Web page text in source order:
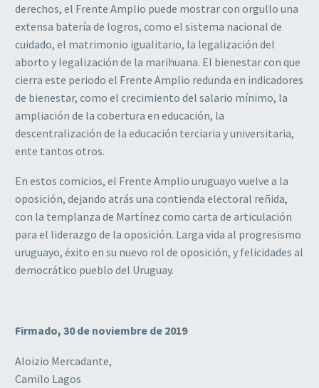
derechos, el Frente Amplio puede mostrar con orgullo una
extensa batería de logros, como el sistema nacional de
cuidado, el matrimonio igualitario, la legalización del
aborto y legalización de la marihuana. El bienestar con que
cierra este periodo el Frente Amplio redunda en indicadores
de bienestar, como el crecimiento del salario mínimo, la
ampliación de la cobertura en educación, la
descentralización de la educación terciaria y universitaria,
ente tantos otros.
En estos comicios, el Frente Amplio uruguayo vuelve a la
oposición, dejando atrás una contienda electoral reñida,
con la templanza de Martínez como carta de articulación
para el liderazgo de la oposición. Larga vida al progresismo
uruguayo, éxito en su nuevo rol de oposición, y felicidades al
democrático pueblo del Uruguay.
Firmado, 30 de noviembre de 2019
Aloizio Mercadante,
Camilo Lagos